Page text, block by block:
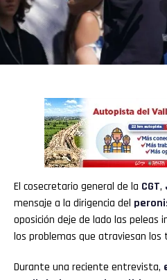
El cosecretario general de la CGT,
mensaje a la dirigencia del
oposición deje de lado las peleas
los problemas que atraviesan los
Durante una reciente entrevista,